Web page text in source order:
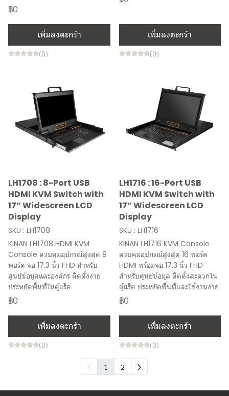
฿0
เพิ่มลงตะกร้า
(0)
เพิ่มลงตะกร้า
(0)
LH1708 : 8-Port USB
HDMI KVM Switch with
17” Widescreen LCD
Display
SKU : LH1708
KINAN LH1708 HDMI KVM
Console ควบคุมอุปกรณ์สูงสุด 8
พอร์ต จอ 17.3 นิ้ว FHD สำหรับ
ศูนย์ข้อมูลและองค์กร ติดตั้งง่าย
ประหยัดพื้นที่ในตู้แร็ค
฿0
เพิ่มลงตะกร้า
(0)
LH1716 : 16-Port USB
HDMI KVM Switch with
17” Widescreen LCD
Display
SKU : LH1716
KINAN LH1716 KVM Console
ควบคุมอุปกรณ์สูงสุด 16 พอร์ต
HDMI พร้อมจอ 17.3 นิ้ว FHD
สำหรับศูนย์ข้อมูล ติดตั้งสะดวกใน
ตู้แร็ค ประหยัดพื้นที่และใช้งานง่าย
฿0
เพิ่มลงตะกร้า
(0)
1 2